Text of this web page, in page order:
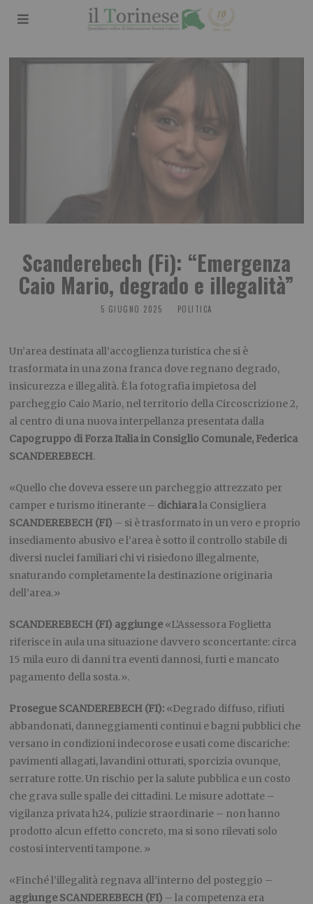
Scanderebech (Fi): “Emergenza
Caio Mario, degrado e illegalità”
5 GIUGNO 2025 POLITICA
Un’area destinata all’accoglienza turistica che si è
trasformata in una zona franca dove regnano degrado,
insicurezza e illegalità. È la fotografia impietosa del
parcheggio Caio Mario, nel territorio della Circoscrizione 2,
al centro di una nuova interpellanza presentata dalla
Capogruppo di Forza Italia in Consiglio Comunale, Federica
SCANDEREBECH.
«Quello che doveva essere un parcheggio attrezzato per
camper e turismo itinerante – dichiarala Consigliera
SCANDEREBECH (FI) – si è trasformato in un vero e proprio
insediamento abusivo e l’area è sotto il controllo stabile di
diversi nuclei familiari chi vi risiedono illegalmente,
snaturando completamente la destinazione originaria
dell’area.»
SCANDEREBECH (FI) aggiunge «L’Assessora Foglietta
riferisce in aula una situazione davvero sconcertante: circa
15 mila euro di danni tra eventi dannosi, furti e mancato
pagamento della sosta.».
Prosegue SCANDEREBECH (FI): «Degrado diffuso, rifiuti
abbandonati, danneggiamenti continui e bagni pubblici che
versano in condizioni indecorose e usati come discariche:
pavimenti allagati, lavandini otturati, sporcizia ovunque,
serrature rotte. Un rischio per la salute pubblica e un costo
che grava sulle spalle dei cittadini. Le misure adottate –
vigilanza privata h24, pulizie straordinarie – non hanno
prodotto alcun effetto concreto, ma si sono rilevati solo
costosi interventi tampone. »
«Finché l’illegalità regnava all’interno del posteggio –
aggiunge SCANDEREBECH (FI) – la competenza era